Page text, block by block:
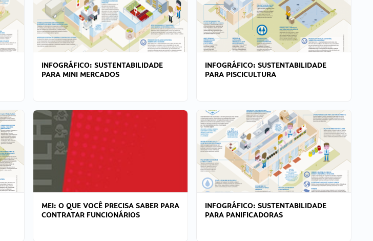
INFOGRÁFICO: SUSTENTABILIDADE
PARA MINI MERCADOS
INFOGRÁFICO: SUSTENTABILIDADE
PARA PISCICULTURA
MEI: O QUE VOCÊ PRECISA SABER PARA
CONTRATAR FUNCIONÁRIOS
INFOGRÁFICO: SUSTENTABILIDADE
PARA PANIFICADORAS